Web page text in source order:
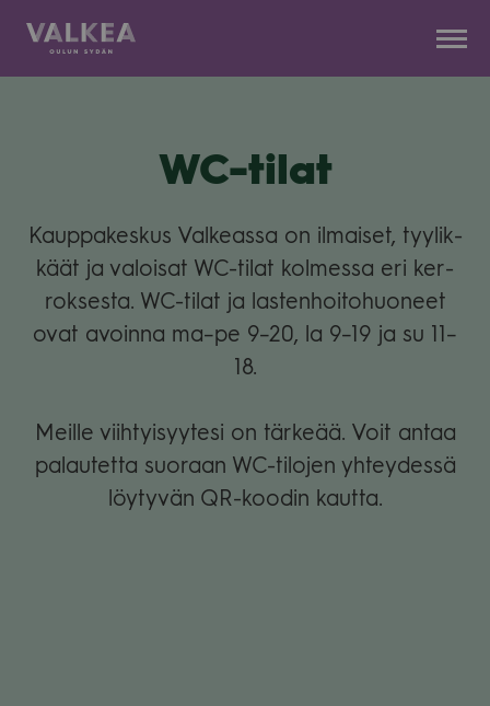
WC-tilat
Kaup­pa­kes­kus Val­keassa on ilmai­set, tyy­lik­
käät ja valoi­sat WC-tilat kol­messa eri ker­
rok­sesta. WC-tilat ja las­ten­hoi­to­huo­neet
ovat avoinna ma–pe 9–20, la 9–19 ja su 11–
18.
Meille viih­tyi­syy­tesi on tär­keää. Voit antaa
palau­tetta suo­raan WC-tilo­jen yhtey­dessä
löy­ty­vän QR-koo­din kautta.